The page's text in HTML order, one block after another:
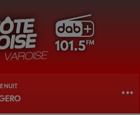
NUIT
25 AVEC LA MISSION